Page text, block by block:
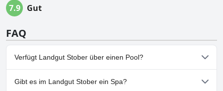
7.9 Gut
FAQ
Verfügt Landgut Stober über einen Pool?
Nein, Landgut Stober hat keinen Pool.
Gibt es im Landgut Stober ein Spa?